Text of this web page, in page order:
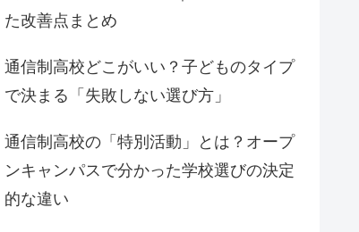
た改善点まとめ
通信制高校どこがいい？子どものタイプ
で決まる「失敗しない選び方」
通信制高校の「特別活動」とは？オープ
ンキャンパスで分かった学校選びの決定
的な違い